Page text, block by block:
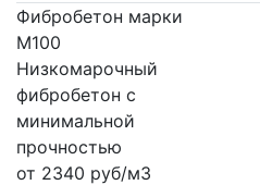
Фибробетон марки
М100
Низкомарочный
фибробетон с
минимальной
прочностью
от 2340 руб/м3